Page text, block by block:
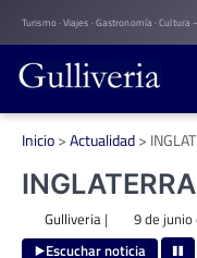
Skip
to
content
Turismo · Viajes · Gastronomía ·
Inicio>Actualidad>
Gulliveria| 9 de junio
Escuchar noticia